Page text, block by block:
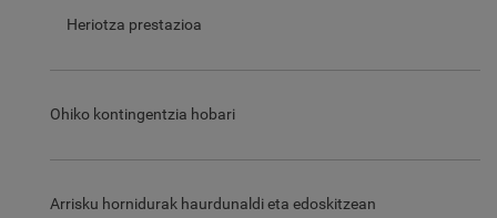
Heriotza prestazioa
Ohiko kontingentzia hobari
Arrisku hornidurak haurdunaldi eta edoskitzean